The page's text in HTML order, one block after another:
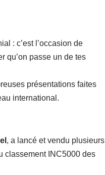
: c’est l’occasion de
qu’on passe un de tes
présentations faites
international.
, a lancé et vendu plusieurs
classement INC5000 des